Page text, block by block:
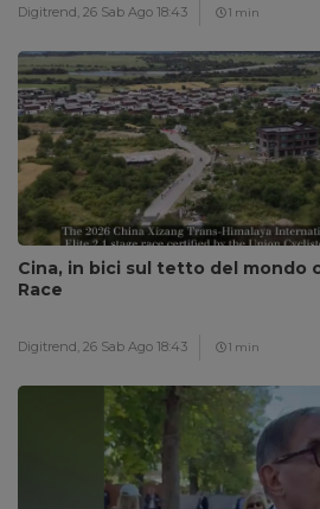
Digitrend, 26 Sab Ago 18:43 1 min
Cina, in bici sul tetto del mondo
Race
Digitrend, 26 Sab Ago 18:43 1 min